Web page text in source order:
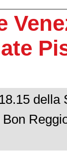
della